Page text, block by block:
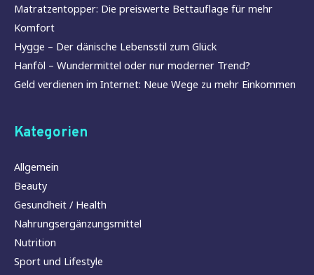
Matratzentopper: Die preiswerte Bettauflage für mehr
Komfort
Hygge – Der dänische Lebensstil zum Glück
Hanföl – Wundermittel oder nur moderner Trend?
Geld verdienen im Internet: Neue Wege zu mehr Einkommen
Kategorien
Allgemein
Beauty
Gesundheit / Health
Nahrungsergänzungsmittel
Nutrition
Sport und Lifestyle